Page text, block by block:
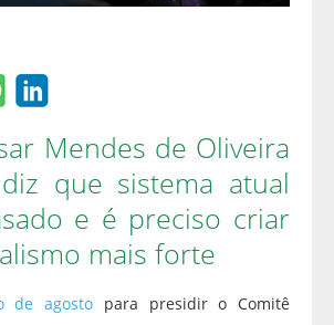
Mendes de Oliveira
que sistema atual
e é preciso criar
mais forte
de agosto para presidir o Comitê